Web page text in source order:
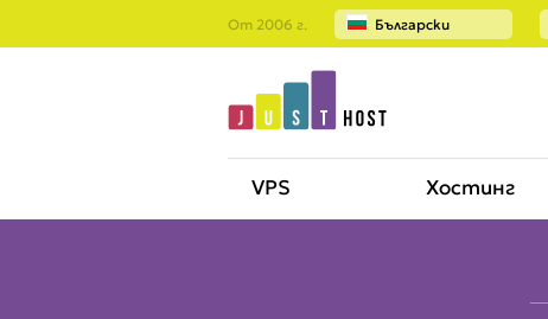
От 2006 г. Български
VPS Хостинг